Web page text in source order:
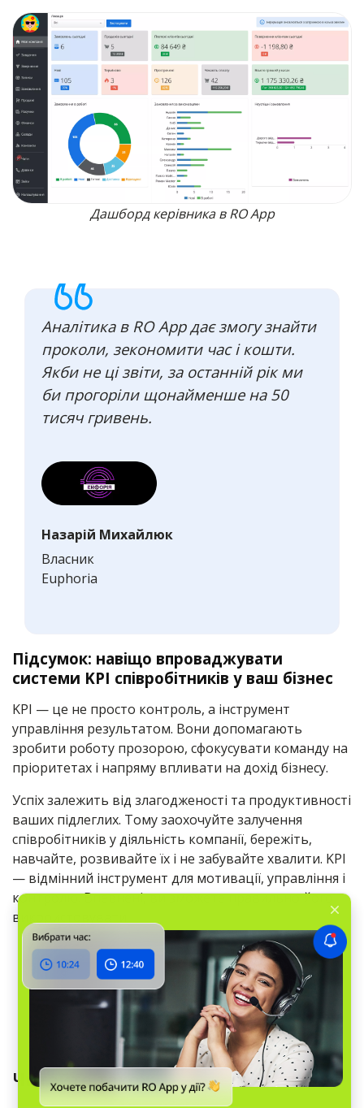
Дашборд керівника в RO App
Аналітика в RO App дає змогу знайти
проколи, зекономити час і кошти.
Якби не ці звіти, за останній рік ми
би прогоріли щонайменше на 50
тисяч гривень.
Назарій Михайлюк
Власник
Euphoria
Підсумок: навіщо впроваджувати
системи KPI співробітників у ваш бізнес
KPI — це не просто контроль, а інструмент
управління результатом. Вони допомагають
зробити роботу прозорою, сфокусувати команду на
пріоритетах і напряму впливати на дохід бізнесу.
Успіх залежить від злагодженості та продуктивності
ваших підлеглих. Тому заохочуйте залучення
співробітників у діяльність компанії, бережіть,
навчайте, розвивайте їх і не забувайте хвалити. KPI
— відмінний інструмент для мотивації, управління і
контролю. Впевнені, ви зможете правильно його
використовувати.
Читайте також